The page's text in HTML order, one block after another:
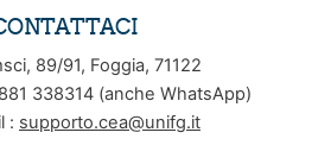
89/91, Foggia, 71122
338314 (anche WhatsApp)
: supporto.cea@unifg.it